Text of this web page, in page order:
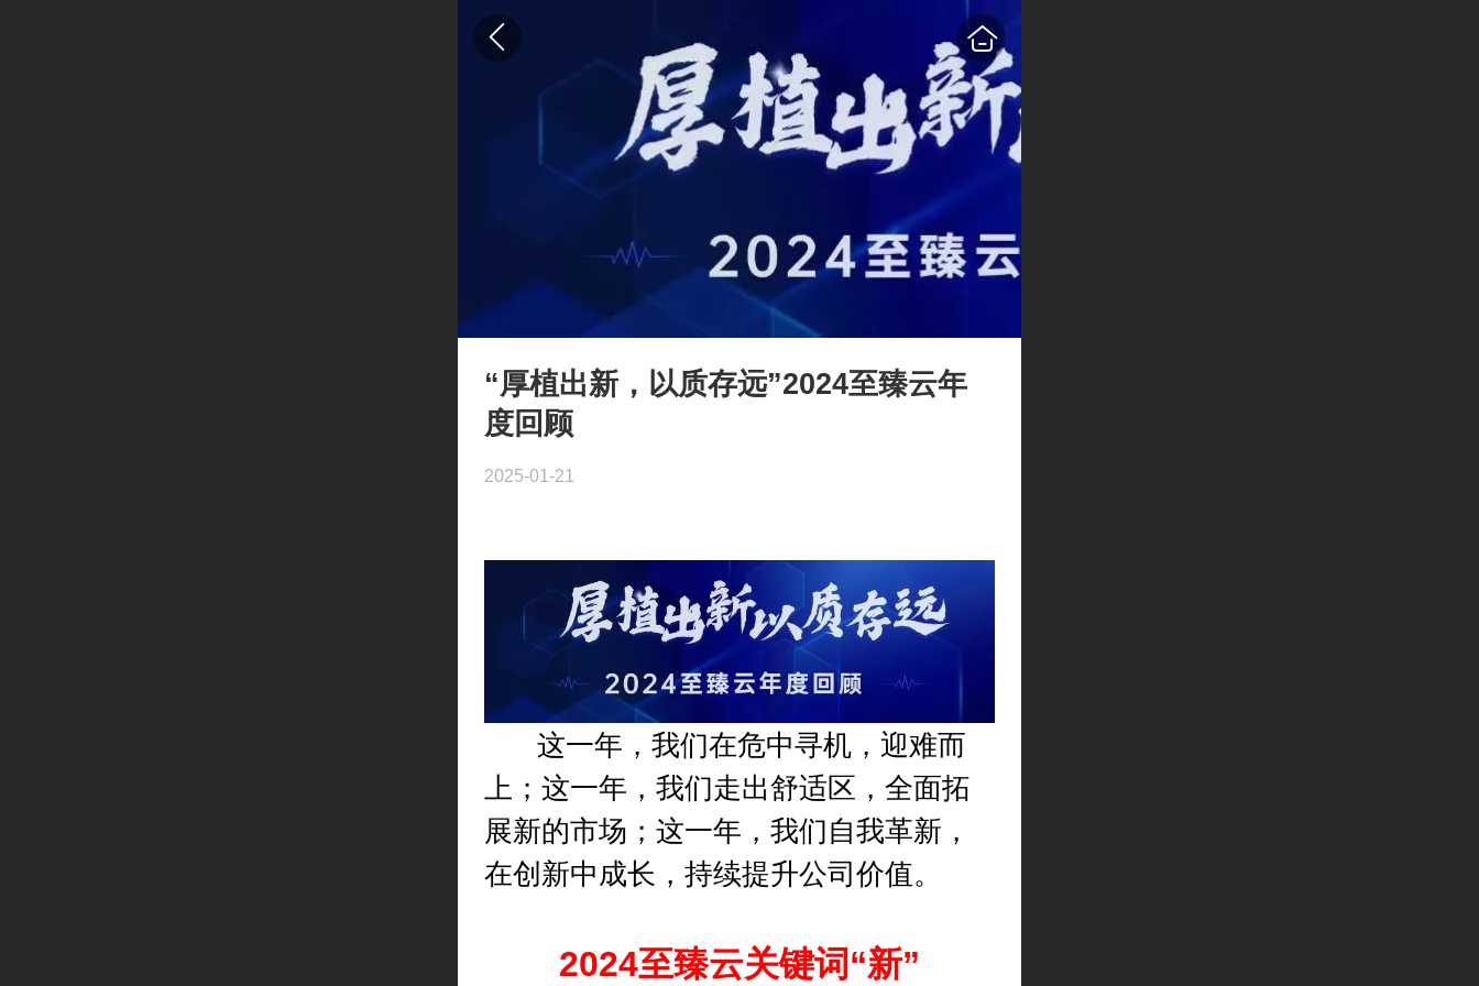
“厚植出新，以质存远”2024至臻云年
度回顾
2025-01-21
这一年，我们在危中寻机，迎难而
上； 这一年，我们走出舒适区，全面拓
展新的市场； 这一年，我们自我革新，
在创新中成长，持续提升公司价值。
2024至臻云关键词“新”